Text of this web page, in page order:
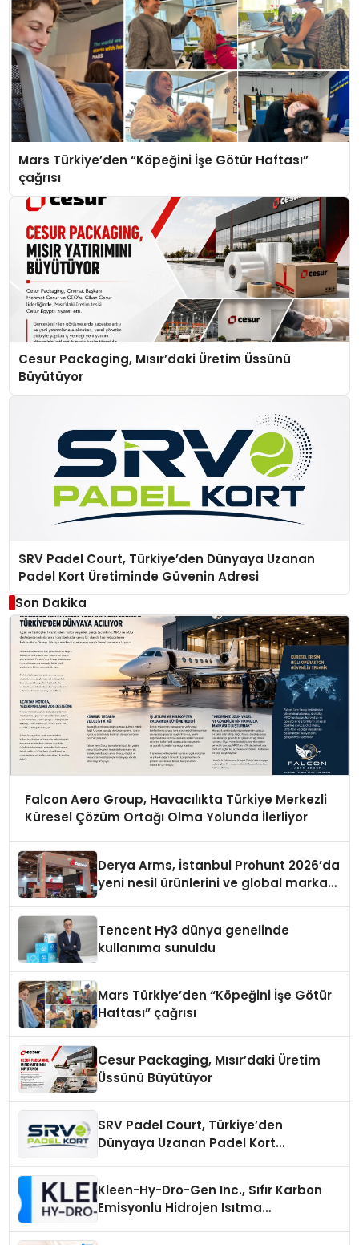
Mars Türkiye’den “Köpeğini İşe Götür Haftası”
çağrısı
Cesur Packaging, Mısır’daki Üretim Üssünü
Büyütüyor
SRV Padel Court, Türkiye’den Dünyaya Uzanan
Padel Kort Üretiminde Güvenin Adresi
Son Dakika
Falcon Aero Group, Havacılıkta Türkiye Merkezli
Küresel Çözüm Ortağı Olma Yolunda İlerliyor
Derya Arms, İstanbul Prohunt 2026’da
yeni nesil ürünlerini ve global marka
Tencent Hy3 dünya genelinde
kullanıma sunuldu
Mars Türkiye’den “Köpeğini İşe Götür
Haftası” çağrısı
Cesur Packaging, Mısır’daki Üretim
Üssünü Büyütüyor
SRV Padel Court, Türkiye’den
Dünyaya Uzanan Padel Kort
Kleen-Hy-Dro-Gen Inc., Sıfır Karbon
Emisyonlu Hidrojen Isıtma